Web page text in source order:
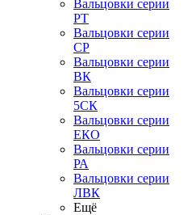
Вальцовки серии
РТ
Вальцовки серии
СР
Вальцовки серии
ВК
Вальцовки серии
5СК
Вальцовки серии
ЕКО
Вальцовки серии
РА
Вальцовки серии
ЛВК
Ещё